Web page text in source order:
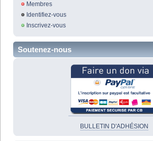
Membres
Identifiez-vous
Inscrivez-vous
Soutenez-nous
BULLETIN D'ADHÉSION